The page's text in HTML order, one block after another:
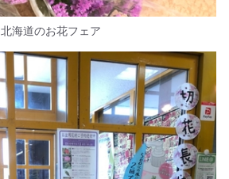
北海道のお花フェア